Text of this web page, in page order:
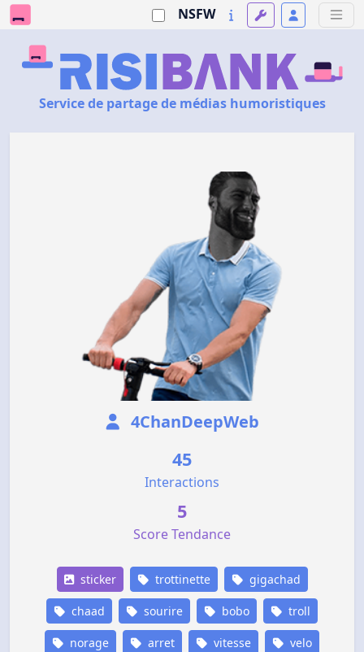
NSFW
Service de partage de médias humoristiques
4ChanDeepWeb
45
Interactions
5
Score Tendance
sticker trottinette gigachad
chaad sourire bobo troll
norage arret vitesse velo